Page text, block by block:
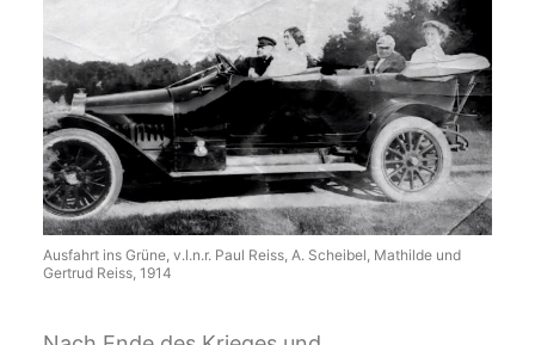
Ausfahrt ins Grüne, v.l.n.r. Paul Reiss, A. Scheibel, Mathilde und
Gertrud Reiss, 1914